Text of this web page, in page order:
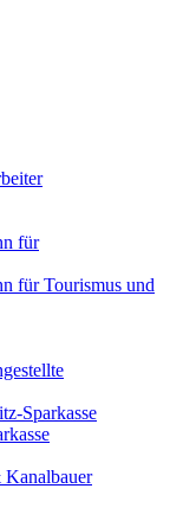
für
für Tourismus und
Sparkasse
Kanalbauer